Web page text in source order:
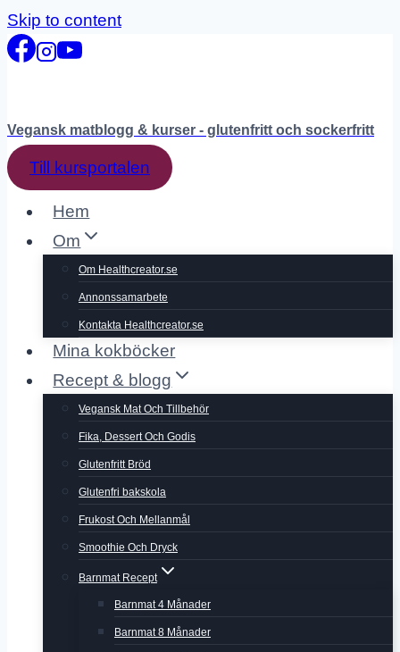
Skip to content
Vegansk matblogg & kurser - glutenfritt och sockerfritt
Till kursportalen
Hem
Om
Om Healthcreator.se
Annonssamarbete
Kontakta Healthcreator.se
Mina kokböcker
Recept & blogg
Vegansk Mat Och Tillbehör
Fika, Dessert Och Godis
Glutenfritt Bröd
Glutenfri bakskola
Frukost Och Mellanmål
Smoothie Och Dryck
Barnmat Recept
Barnmat 4 Månader
Barnmat 8 Månader